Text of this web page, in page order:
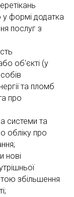
у формі додатка
послуг з
об'єкті (у
та пломб
про
системи та
обліку про
нові
збільшення